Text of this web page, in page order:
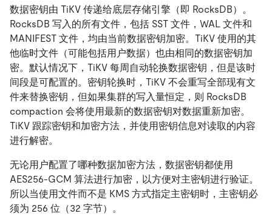
数据密钥由 TiKV 传递给底层存储引擎（即 RocksDB）。
RocksDB 写入的所有文件，包括 SST 文件，WAL 文件和
MANIFEST 文件，均由当前数据密钥加密。TiKV 使用的其
他临时文件（可能包括用户数据）也由相同的数据密钥加
密。默认情况下，TiKV 每周自动轮换数据密钥，但是该时
间段是可配置的。密钥轮换时，TiKV 不会重写全部现有文
件来替换密钥，但如果集群的写入量恒定，则 RocksDB
compaction 会将使用最新的数据密钥对数据重新加密。
TiKV 跟踪密钥和加密方法，并使用密钥信息对读取的内容
进行解密。
无论用户配置了哪种数据加密方法，数据密钥都使用
AES256-GCM 算法进行加密，以方便对主密钥进行验证。
所以当使用文件而不是 KMS 方式指定主密钥时，主密钥必
须为 256 位（32 字节）。